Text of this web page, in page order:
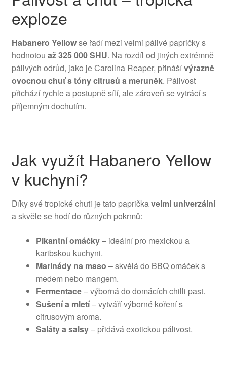
exploze
Habanero Yellowse řadí mezi velmi pálivé papričky s
hodnotou až 325 000 SHU. Na rozdíl od jiných extrémně
pálivých odrůd, jako je Carolina Reaper, přinášívýrazně
ovocnou chuť s tóny citrusů a meruněk. Pálivost
přichází rychle a postupně sílí, ale zároveň se vytrácí s
příjemným dochutím.
Jak využít Habanero Yellow
v kuchyni?
Díky své tropické chuti je tato papričkavelmi univerzální
a skvěle se hodí do různých pokrmů:
Pikantní omáčky– ideální pro mexickou a
karibskou kuchyni.
Marinády na maso – skvělá do BBQ omáček s
medem nebo mangem.
Fermentace– výborná do domácích chilli past.
Sušení a mletí– vytváří výborné koření s
citrusovým aroma.
Saláty a salsy– přidává exotickou pálivost.